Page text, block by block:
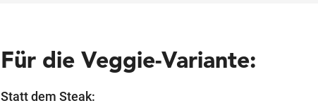
Für die Veggie-Variante:
Statt dem Steak: